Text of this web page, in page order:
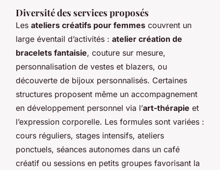
Diversité des services proposés
Les ateliers créatifs pour femmes couvrent un
large éventail d’activités : atelier création de
bracelets fantaisie, couture sur mesure,
personnalisation de vestes et blazers, ou
découverte de bijoux personnalisés. Certaines
structures proposent même un accompagnement
en développement personnel via l’art-thérapie et
l’expression corporelle. Les formules sont variées :
cours réguliers, stages intensifs, ateliers
ponctuels, séances autonomes dans un café
créatif ou sessions en petits groupes favorisant la